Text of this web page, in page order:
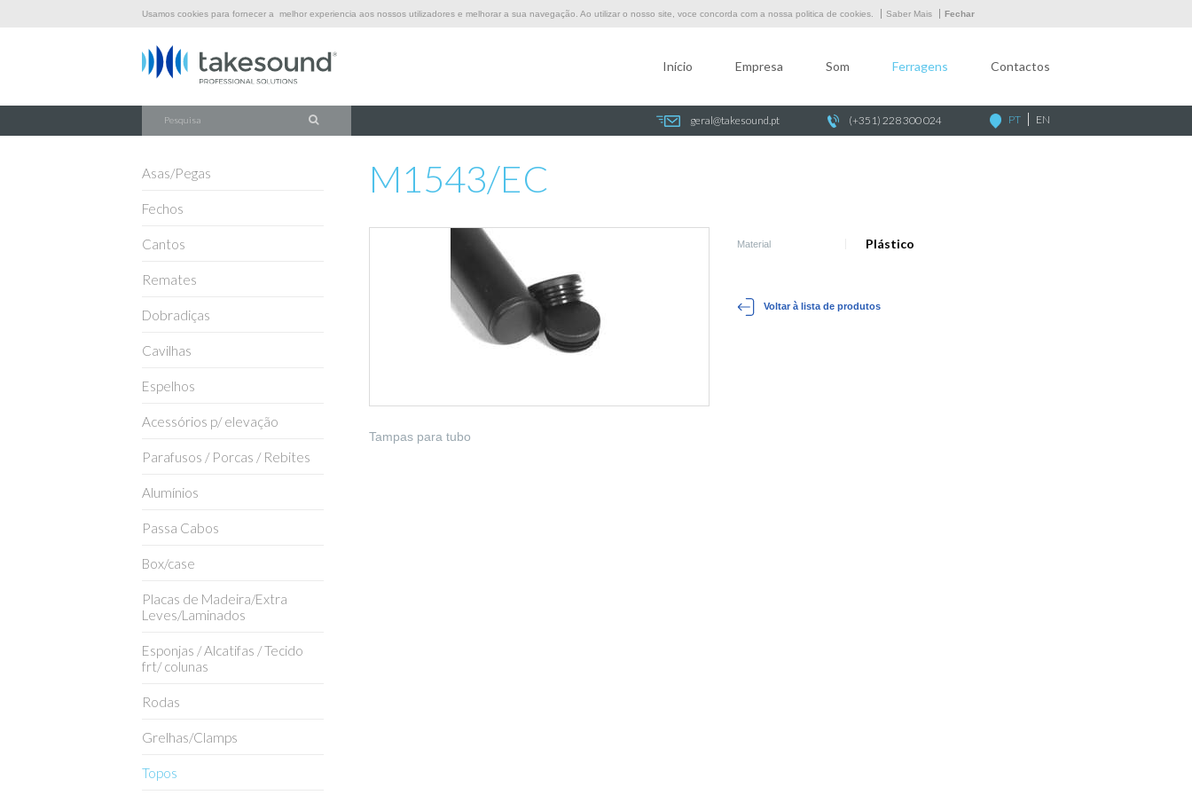
Usamos cookies para fornecer a melhor experiencia aos nossos utilizadores e melhorar a sua navegação. Ao utilizar o nosso site, voce concorda com a nossa politica de cookies. Saber Mais Fechar
Contactos
Início Empresa Som Ferragens Contactos
geral@takesound.pt (+351) 228 300 024 PT EN
INÍCIO \ FERRAGENS M1543/EC
M1543/EC
Material Plástico
Voltar à lista de produtos
Tampas para tubo
Asas/Pegas
Fechos
Cantos
Remates
Dobradiças
Cavilhas
Espelhos
Acessórios p/ elevação
Parafusos / Porcas / Rebites
Alumínios
Passa Cabos
Box/case
Placas de Madeira/Extra
Leves/Laminados
Esponjas / Alcatifas / Tecido
frt/ colunas
Rodas
Grelhas/Clamps
Topos